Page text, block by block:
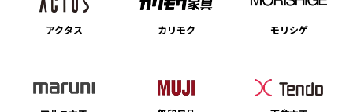
アクタス カリモク モリシゲ